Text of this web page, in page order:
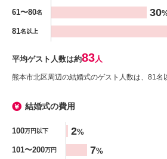
61〜80名 30
81名以上
平均ゲスト人数は約83人
熊本市北区周辺の結婚式のゲスト人数は、81名
結婚式の費用
金額
100万円以下 2%
101〜200万円 7%